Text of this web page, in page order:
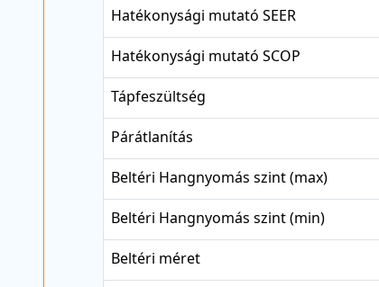
Hatékonysági mutató SEER
Hatékonysági mutató SCOP
Tápfeszültség
Párátlanítás
Beltéri Hangnyomás szint (max)
Beltéri Hangnyomás szint (min)
Beltéri méret